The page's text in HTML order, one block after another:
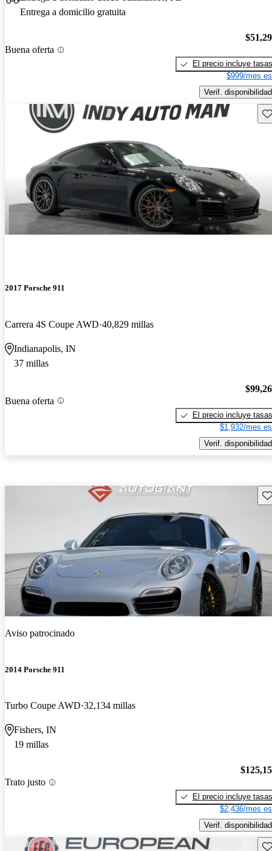
Entrega a domicilio gratuita
Buena oferta
El precio incluye tasas
$999/mes
Verif. disponibilidad
2017 Porsche 911
Carrera 4S Coupe AWD 40,829 millas
Indianapolis, IN
37 millas
Buena oferta
El precio incluye tasas
$1,932/mes
Verif. disponibilidad
Aviso patrocinado
2014 Porsche 911
Turbo Coupe AWD 32,134 millas
Fishers, IN
19 millas
Trato justo
El precio incluye tasas
$2,436/mes
Verif. disponibilidad